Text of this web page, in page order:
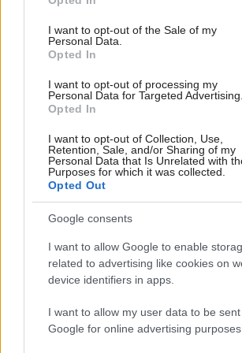
use your data for below specified purposes
consent section.
I want to opt-out of the Sale of my
Personal Data.
Opted In
I want to opt-out of processing my
Personal Data for Targeted Advertising.
Opted In
I want to opt-out of Collection, Use,
Retention, Sale, and/or Sharing of my
Personal Data that Is Unrelated with
Purposes for which it was collected.
Opted Out
Google consents
I want to allow Google to enable
related to advertising like cookies on
device identifiers in apps.
I want to allow my user data to be
Google for online advertising purposes.
Čo si všímať pri výbere klimatizácie
Panasonic Etherea
Vonkajšiu jednotku
umiestniť tak, aby nebola
nárazovému vetru. Je tiež
počítať s prístupom na
zachytávanie kondenzátu